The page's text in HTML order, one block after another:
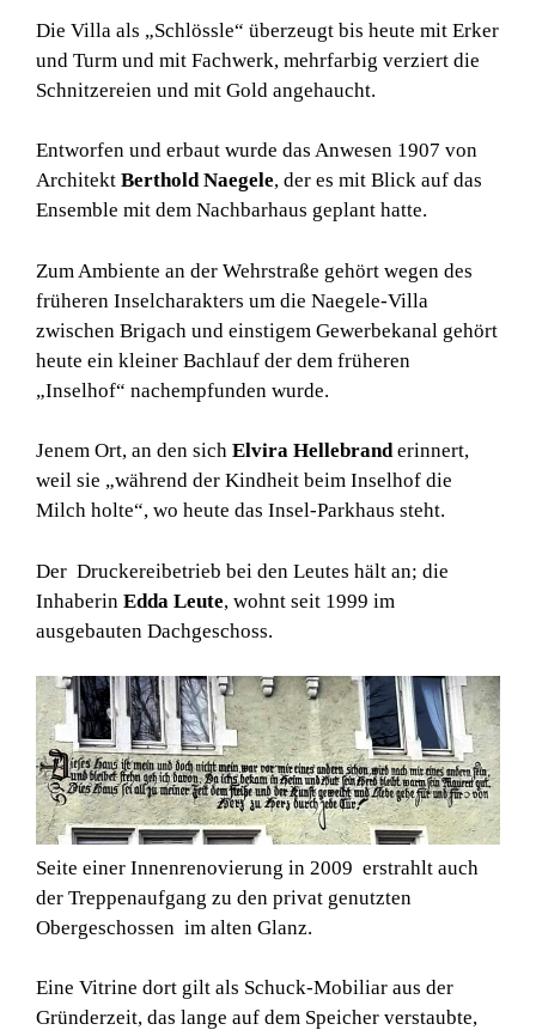
Die Villa als „Schlössle“ überzeugt bis heute mit Erker
und Turm und mit Fachwerk, mehrfarbig verziert die
Schnitzereien und mit Gold angehaucht.
Entworfen und erbaut wurde das Anwesen 1907 von
Architekt Berthold Naegele, der es mit Blick auf das
Ensemble mit dem Nachbarhaus geplant hatte.
Zum Ambiente an der Wehrstraße gehört wegen des
früheren Inselcharakters um die Naegele-Villa
zwischen Brigach und einstigem Gewerbekanal gehört
heute ein kleiner Bachlauf der dem früheren
„Inselhof“ nachempfunden wurde.
Jenem Ort, an den sich Elvira Hellebranderinnert,
weil sie „während der Kindheit beim Inselhof die
Milch holte“, wo heute das Insel-Parkhaus steht.
Der Druckereibetrieb bei den Leutes hält an; die
Inhaberin Edda Leute, wohnt seit 1999 im
ausgebauten Dachgeschoss.
Seite einer Innenrenovierung in 2009 erstrahlt auch
der Treppenaufgang zu den privat genutzten
Obergeschossen im alten Glanz.
Eine Vitrine dort gilt als Schuck-Mobiliar aus der
Gründerzeit, das lange auf dem Speicher verstaubte,